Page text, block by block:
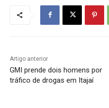
Artigo anterior
GMI prende dois homens por
tráfico de drogas em Itajaí